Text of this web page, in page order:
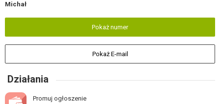
Michał
Pokaż numer
Pokaż E-mail
Działania
Promuj ogłoszenie